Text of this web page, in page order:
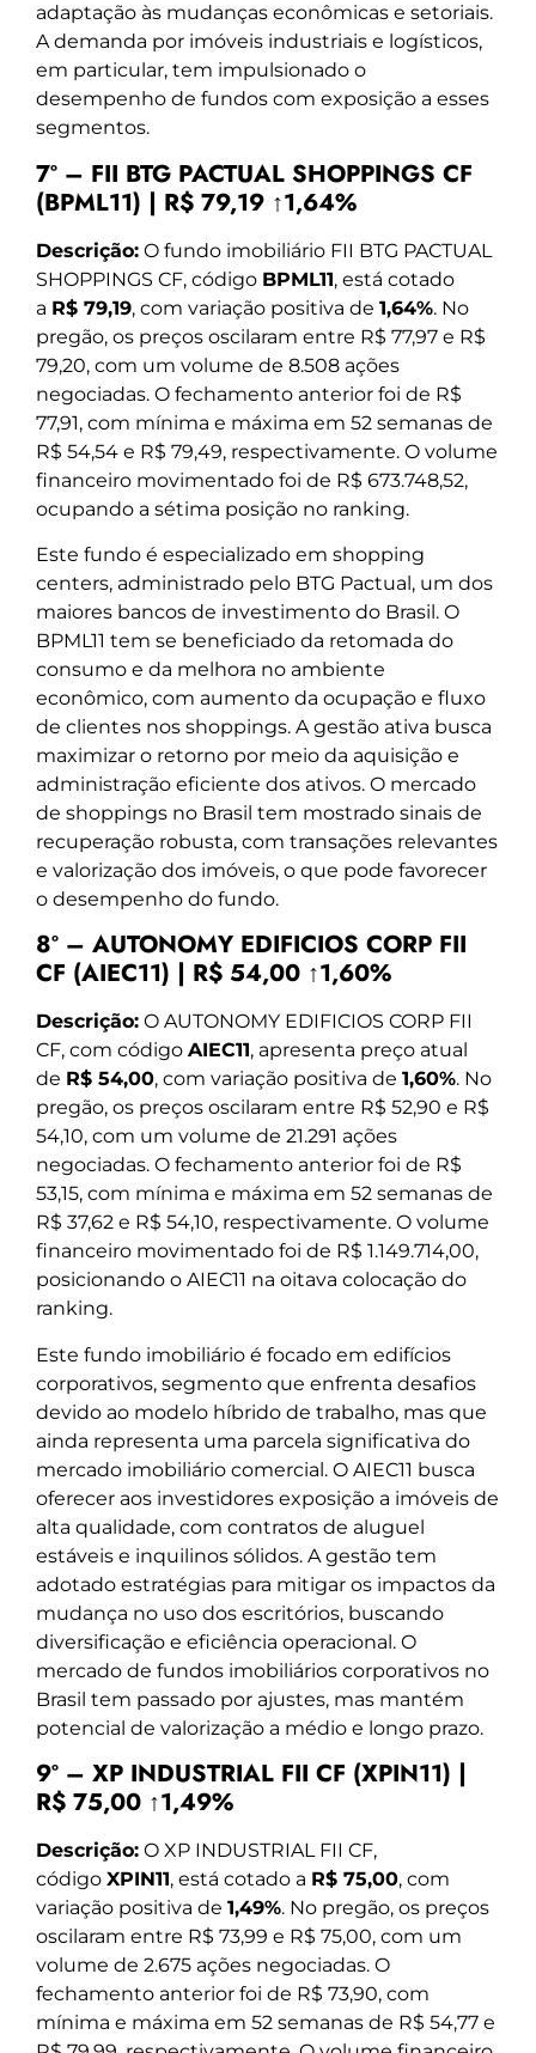
adaptação às mudanças econômicas e setoriais.
A demanda por imóveis industriais e logísticos,
em particular, tem impulsionado o
desempenho de fundos com exposição a esses
segmentos.
7º – FII BTG PACTUAL SHOPPINGS CF
(BPML11) | R$ 79,19 ↑1,64%
Descrição: O fundo imobiliário FII BTG PACTUAL
SHOPPINGS CF, código BPML11, está cotado
a R$ 79,19, com variação positiva de 1,64%. No
pregão, os preços oscilaram entre R$ 77,97 e R$
79,20, com um volume de 8.508 ações
negociadas. O fechamento anterior foi de R$
77,91, com mínima e máxima em 52 semanas de
R$ 54,54 e R$ 79,49, respectivamente. O volume
financeiro movimentado foi de R$ 673.748,52,
ocupando a sétima posição no ranking.
Este fundo é especializado em shopping
centers, administrado pelo BTG Pactual, um dos
maiores bancos de investimento do Brasil. O
BPML11 tem se beneficiado da retomada do
consumo e da melhora no ambiente
econômico, com aumento da ocupação e fluxo
de clientes nos shoppings. A gestão ativa busca
maximizar o retorno por meio da aquisição e
administração eficiente dos ativos. O mercado
de shoppings no Brasil tem mostrado sinais de
recuperação robusta, com transações relevantes
e valorização dos imóveis, o que pode favorecer
o desempenho do fundo.
8º – AUTONOMY EDIFICIOS CORP FII
CF (AIEC11) | R$ 54,00 ↑1,60%
Descrição: O AUTONOMY EDIFICIOS CORP FII
CF, com código AIEC11, apresenta preço atual
de R$ 54,00, com variação positiva de 1,60%. No
pregão, os preços oscilaram entre R$ 52,90 e R$
54,10, com um volume de 21.291 ações
negociadas. O fechamento anterior foi de R$
53,15, com mínima e máxima em 52 semanas de
R$ 37,62 e R$ 54,10, respectivamente. O volume
financeiro movimentado foi de R$ 1.149.714,00,
posicionando o AIEC11 na oitava colocação do
ranking.
Este fundo imobiliário é focado em edifícios
corporativos, segmento que enfrenta desafios
devido ao modelo híbrido de trabalho, mas que
ainda representa uma parcela significativa do
mercado imobiliário comercial. O AIEC11 busca
oferecer aos investidores exposição a imóveis de
alta qualidade, com contratos de aluguel
estáveis e inquilinos sólidos. A gestão tem
adotado estratégias para mitigar os impactos da
mudança no uso dos escritórios, buscando
diversificação e eficiência operacional. O
mercado de fundos imobiliários corporativos no
Brasil tem passado por ajustes, mas mantém
potencial de valorização a médio e longo prazo.
9º – XP INDUSTRIAL FII CF (XPIN11) |
R$ 75,00 ↑1,49%
Descrição: O XP INDUSTRIAL FII CF,
código XPIN11, está cotado a R$ 75,00, com
variação positiva de 1,49%. No pregão, os preços
oscilaram entre R$ 73,99 e R$ 75,00, com um
volume de 2.675 ações negociadas. O
fechamento anterior foi de R$ 73,90, com
mínima e máxima em 52 semanas de R$ 54,77 e